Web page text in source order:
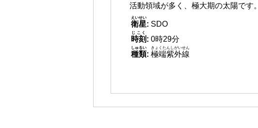
活動領域が多く、極大期の太陽です。
衛星
えいせい
: SDO
時刻
じこく
: 0時29分
種類
しゅるい
: 極端紫外線
きょくたんしがいせん